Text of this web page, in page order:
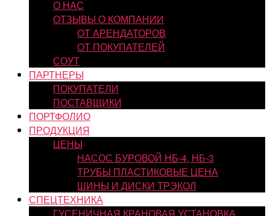
О НАС
ОТЗЫВЫ О КОМПАНИИ
ОТ АРЕНДАТОРОВ
ОТ ПОКУПАТЕЛЕЙ
СОУТ
ПАРТНЕРЫ
ПОКУПАТЕЛИ
ПОСТАВЩИКИ
ПОРТФОЛИО
ПРОДУКЦИЯ
ЦЕНЫ
НАСОС БУРОВОЙ НБ-4, НБ-3
ТРУБЫ ПЛАСТИКОВЫЕ ЦЕНА
ШИНЫ И ДИСКИ ТРЭКОЛ
СПЕЦТЕХНИКА